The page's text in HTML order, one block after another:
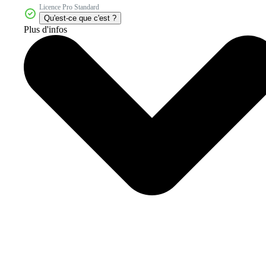
Licence Pro Standard
Qu'est-ce que c'est ?
Plus d'infos